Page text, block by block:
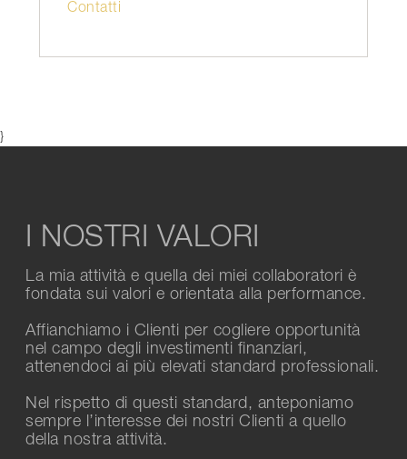
Contatti
}
I NOSTRI VALORI
La mia attività e quella dei miei collaboratori è
fondata sui valori e orientata alla performance.
Affianchiamo i Clienti per cogliere opportunità
nel campo degli investimenti finanziari,
attenendoci ai più elevati standard professionali.
Nel rispetto di questi standard, anteponiamo
sempre l’interesse dei nostri Clienti a quello
della nostra attività.